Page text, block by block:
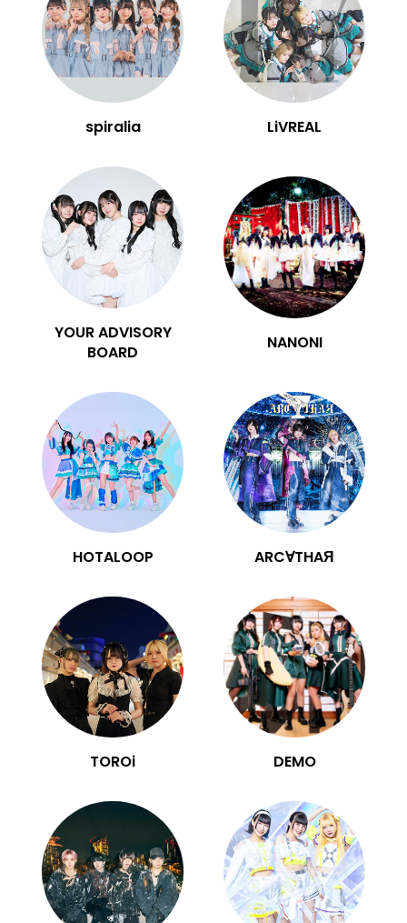
spiralia LiVREAL
YOUR ADVISORY
BOARD
NANONI
HOTALOOP ARC∀THAЯ
TOROi DEMO